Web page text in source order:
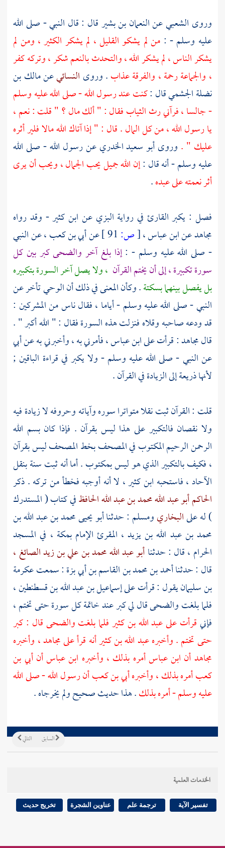
وروى الشعبيعنالنعمان بن بشيرقال : قال النبي - صلى الله
عليه وسلم - : من لم يشكو القليل ، لم يشكر الكثير ، ومن لم
يشكر الناس ، لم يشكر الله ، والتحدث بالنعم شكر ، وتركه كفر
، والجماعة رحمة ، والفرقة عذاب. وروى النسائيعنمالك بن
نضلة الجشميقال :كنت عند رسول الله - صلى الله عليه وسلم
- جالسا ، فرآني رث الثياب فقال : " ألك مال ؟ " قلت : نعم ،
يا رسول الله ، من كل المال . قال : " إذا آتاك الله مالا فلير أثره
عليك " . وروىأبو سعيد الخدريعن رسول الله - صلى الله
عليه وسلم - أنه قال :إن الله جميل يحب الجمال ، ويحب أن يرى
أثر نعمته على عبده.
فصل : يكبر القارئ في رواية البزيعن ابن كثير- وقد رواه
مجاهدعنابن عباس ،[ص: عنأبي بن كعب ،عن النبي
- صلى الله عليه وسلم - :إذا بلغ آخر والضحى كبر بين كل
سورة تكبيرة ، إلى أن يختم القرآن ، ولا يصل آخر السورة بتكبيره
بل يفصل بينهما بسكتة. وكأن المعنى في ذلك أن الوحي تأخر عن
النبي - صلى الله عليه وسلم - أياما ، فقال ناس من المشركين :
قد ودعه صاحبه وقلاه فنزلت هذه السورة فقال : " الله أكبر " .
قالمجاهد: قرأت علىابن عباس ،فأمرني به ، وأخبرني به عنأبي
عن النبي - صلى الله عليه وسلم - ولا يكبر في قراءة الباقين ;
لأنها ذريعة إلى الزيادة في القرآن .
قلت : القرآن ثبت نقلا متواترا سوره وآياته وحروفه لا زيادة فيه
ولا نقصان فالتكبير على هذا ليس بقرآن . فإذا كان بسم الله
الرحمن الرحيم المكتوب في المصحف بخط المصحف ليس بقرآن
، فكيف بالتكبير الذي هو ليس بمكتوب . أما أنه ثبت سنة بنقل
الآحاد ، فاستحبه ابن كثير ، لا أنه أوجبه فخطأ من تركه . ذكر
الحاكم أبو عبد الله محمد بن عبد الله الحافظفي كتاب ( المستدرك
) له علىالبخاريومسلم : حدثناأبو يحيى محمد بن عبد الله بن
محمد بن عبد الله بن يزيد ، المقرئ الإمامبمكة ، في المسجد
الحرام ،قال : حدثناأبو عبد الله محمد بن علي بن زيد الصائغ ،
قال : حدثناأحمد بن محمد بن القاسم بن أبي بزة: سمعتعكرمة
بن سليمانيقول : قرأت علىإسماعيل بن عبد الله بن قسطنطين ،
فلما بلغت والضحى قال لي كبر عند خاتمة كل سورة حتى تختم ،
فإنيقرأت علىعبد الله بن كثيرفلما بلغت والضحى قال : كبر
حتى تختم . وأخبرهعبد الله بن كثيرأنه قرأ علىمجاهد ، وأخبره
مجاهدأن ابن عباسأمره بذلك ، وأخبره ابن عباسأنأبي بن
كعبأمره بذلك ، وأخبرهأبي بن كعبأن رسول الله - صلى الله
عليه وسلم - أمره بذلك. هذا حديث صحيح ولم يخرجاه .
التالي السابق
الخدمات العلمية
تفسير الآية ترجمة علم عناوين الشجرة تخريج حديث